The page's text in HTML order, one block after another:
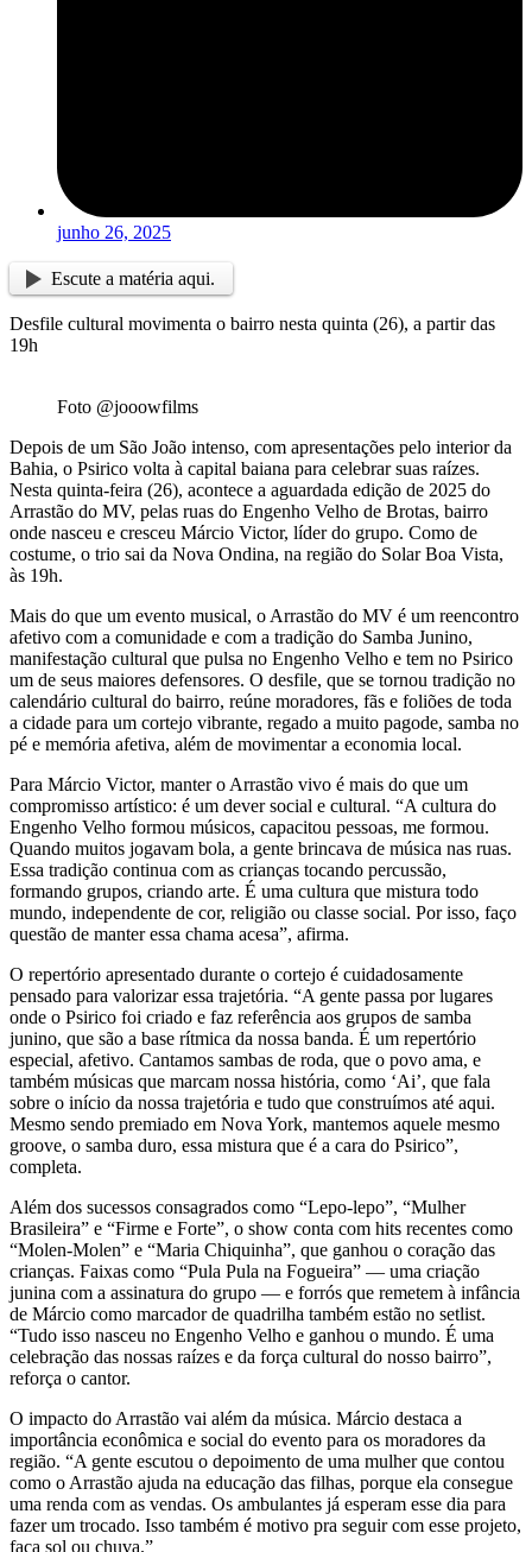
junho 26, 2025
Escute a matéria aqui.
Desfile cultural movimenta o bairro nesta quinta (26), a partir das
19h
Foto @jooowfilms
Depois de um São João intenso, com apresentações pelo interior da
Bahia, o Psirico volta à capital baiana para celebrar suas raízes.
Nesta quinta-feira (26), acontece a aguardada edição de 2025 do
Arrastão do MV, pelas ruas do Engenho Velho de Brotas, bairro
onde nasceu e cresceu Márcio Victor, líder do grupo. Como de
costume, o trio sai da Nova Ondina, na região do Solar Boa Vista,
às 19h.
Mais do que um evento musical, o Arrastão do MV é um reencontro
afetivo com a comunidade e com a tradição do Samba Junino,
manifestação cultural que pulsa no Engenho Velho e tem no Psirico
um de seus maiores defensores. O desfile, que se tornou tradição no
calendário cultural do bairro, reúne moradores, fãs e foliões de toda
a cidade para um cortejo vibrante, regado a muito pagode, samba no
pé e memória afetiva, além de movimentar a economia local.
Para Márcio Victor, manter o Arrastão vivo é mais do que um
compromisso artístico: é um dever social e cultural. “A cultura do
Engenho Velho formou músicos, capacitou pessoas, me formou.
Quando muitos jogavam bola, a gente brincava de música nas ruas.
Essa tradição continua com as crianças tocando percussão,
formando grupos, criando arte. É uma cultura que mistura todo
mundo, independente de cor, religião ou classe social. Por isso, faço
questão de manter essa chama acesa”, afirma.
O repertório apresentado durante o cortejo é cuidadosamente
pensado para valorizar essa trajetória. “A gente passa por lugares
onde o Psirico foi criado e faz referência aos grupos de samba
junino, que são a base rítmica da nossa banda. É um repertório
especial, afetivo. Cantamos sambas de roda, que o povo ama, e
também músicas que marcam nossa história, como ‘Ai’, que fala
sobre o início da nossa trajetória e tudo que construímos até aqui.
Mesmo sendo premiado em Nova York, mantemos aquele mesmo
groove, o samba duro, essa mistura que é a cara do Psirico”,
completa.
Além dos sucessos consagrados como “Lepo-lepo”, “Mulher
Brasileira” e “Firme e Forte”, o show conta com hits recentes como
“Molen-Molen” e “Maria Chiquinha”, que ganhou o coração das
crianças. Faixas como “Pula Pula na Fogueira” — uma criação
junina com a assinatura do grupo — e forrós que remetem à infância
de Márcio como marcador de quadrilha também estão no setlist.
“Tudo isso nasceu no Engenho Velho e ganhou o mundo. É uma
celebração das nossas raízes e da força cultural do nosso bairro”,
reforça o cantor.
O impacto do Arrastão vai além da música. Márcio destaca a
importância econômica e social do evento para os moradores da
região. “A gente escutou o depoimento de uma mulher que contou
como o Arrastão ajuda na educação das filhas, porque ela consegue
uma renda com as vendas. Os ambulantes já esperam esse dia para
fazer um trocado. Isso também é motivo pra seguir com esse projeto,
faça sol ou chuva.”